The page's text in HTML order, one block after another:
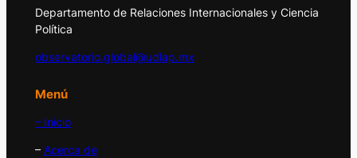
Departamento de Relaciones Internacionales y Ciencia
Política
observatorio.global@udlap.mx
Menú
– Inicio
– Acerca de